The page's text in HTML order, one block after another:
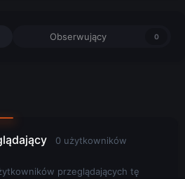
Obserwujący 0
0 użytkowników
przeglądających tę